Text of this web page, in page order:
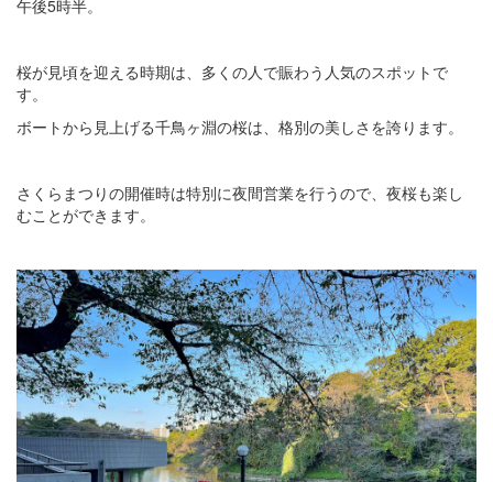
午後5時半。
桜が見頃を迎える時期は、多くの人で賑わう人気のスポットで
す。
ボートから見上げる千鳥ヶ淵の桜は、格別の美しさを誇ります。
さくらまつりの開催時は特別に夜間営業を行うので、夜桜も楽し
むことができます。